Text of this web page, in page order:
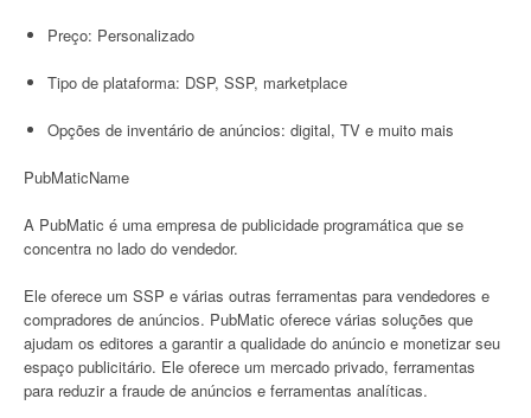
Preço: Personalizado
Tipo de plataforma: DSP, SSP, marketplace
Opções de inventário de anúncios: digital, TV e muito mais
PubMaticName
A PubMatic é uma empresa de publicidade programática que se
concentra no lado do vendedor.
Ele oferece um SSP e várias outras ferramentas para vendedores e
compradores de anúncios. PubMatic oferece várias soluções que
ajudam os editores a garantir a qualidade do anúncio e monetizar seu
espaço publicitário. Ele oferece um mercado privado, ferramentas
para reduzir a fraude de anúncios e ferramentas analíticas.